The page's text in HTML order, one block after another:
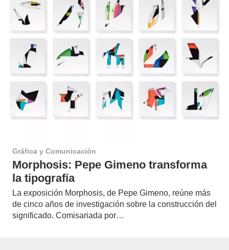
Gráfica y Comunicación
Morphosis: Pepe Gimeno transforma
la tipografía
La exposición Morphosis, de Pepe Gimeno, reúne más
de cinco años de investigación sobre la construcción del
significado. Comisariada por…